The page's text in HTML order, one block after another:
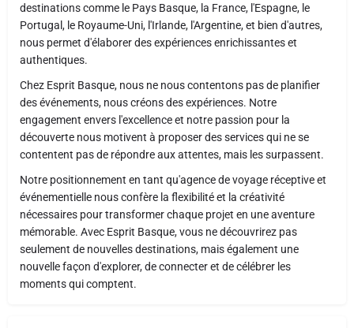
destinations comme le Pays Basque, la France, l'Espagne, le
Portugal, le Royaume-Uni, l'Irlande, l'Argentine, et bien d'autres,
nous permet d'élaborer des expériences enrichissantes et
authentiques.
Chez Esprit Basque, nous ne nous contentons pas de planifier
des événements, nous créons des expériences. Notre
engagement envers l'excellence et notre passion pour la
découverte nous motivent à proposer des services qui ne se
contentent pas de répondre aux attentes, mais les surpassent.
Notre positionnement en tant qu'agence de voyage réceptive et
événementielle nous confère la flexibilité et la créativité
nécessaires pour transformer chaque projet en une aventure
mémorable. Avec Esprit Basque, vous ne découvrirez pas
seulement de nouvelles destinations, mais également une
nouvelle façon d'explorer, de connecter et de célébrer les
moments qui comptent.